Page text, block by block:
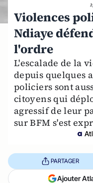
Violences
Ndiaye
l'ordre
L'escalade de la
depuis quelques
policiers sont
citoyens qui
agressif de leur
sur BFM s'est
PARTAGER
Ajouter